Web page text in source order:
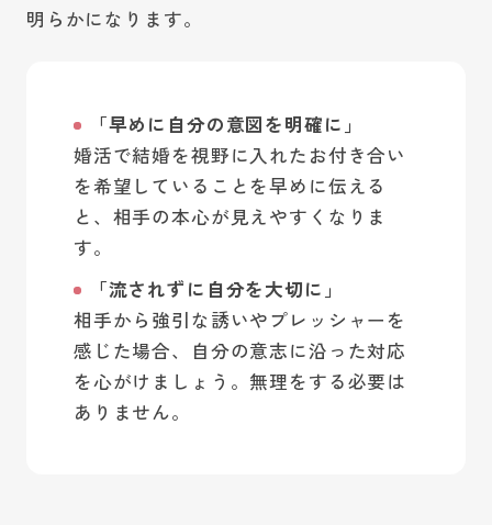
明らかになります。
「早めに自分の意図を明確に」
婚活で結婚を視野に入れたお付き合い
を希望していることを早めに伝える
と、相手の本心が見えやすくなりま
す。
「流されずに自分を大切に」
相手から強引な誘いやプレッシャーを
感じた場合、自分の意志に沿った対応
を心がけましょう。無理をする必要は
ありません。